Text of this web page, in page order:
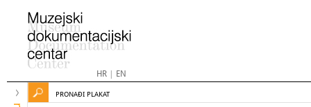
HR| EN
PRONAĐI PLAKAT